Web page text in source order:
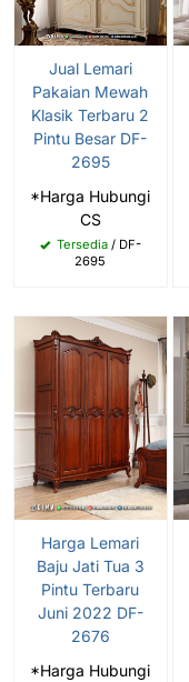
Jual Lemari
Pakaian Mewah
Klasik Terbaru 2
Pintu Besar DF-
2695
*Harga Hubungi
CS
Tersedia/ DF-
2695
Harga Lemari
Baju Jati Tua 3
Pintu Terbaru
Juni 2022 DF-
2676
*Harga Hubungi